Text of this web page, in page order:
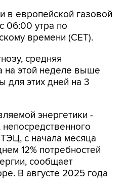
в европейской газовой
06:00 утра по
времени (CET).
средняя
на этой неделе выше
для этих дней на 3
энергетики -
с начала месяца
12% потребностей
сообщает
В августе 2025 года